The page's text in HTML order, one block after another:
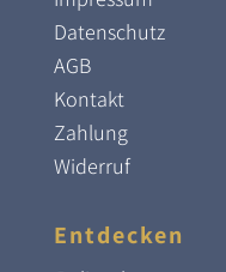
Datenschutz
AGB
Kontakt
Zahlung
Widerruf
Entdecken